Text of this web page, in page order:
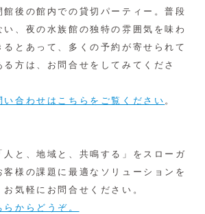
館後の館内での貸切パーティー。普段
い、夜の水族館の独特の雰囲気を味わ
るとあって、多くの予約が寄せられて
方は、お問合せをしてみてくださ
い合わせはこちらをご覧ください 。
人と、地域と、共鳴する」をスローガ
客様の課題に最適なソリューションを
気軽にお問合せください。
からどうぞ。